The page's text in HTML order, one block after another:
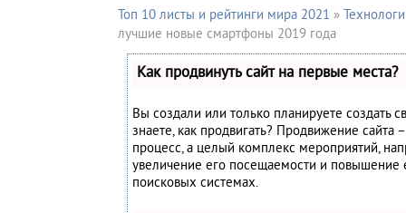
Топ 10 листы и рейтинги мира 2021 »
лучшие новые смартфоны 2019 года
Как продвинуть сайт на первые места?
Вы создали или только планируете создать
знаете, как продвигать? Продвижение сайта
процесс, а целый комплекс мероприятий,
увеличение его посещаемости и повышение
поисковых системах.